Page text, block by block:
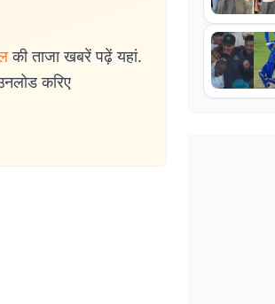
की ताजा खबरें पढ़ें यहां.
करिए